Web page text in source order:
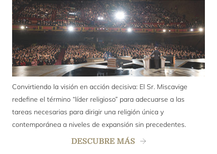
Convirtiendo la visión en acción decisiva: El Sr. Miscavige
redefine el término “líder religioso” para adecuarse a las
tareas necesarias para dirigir una religión única y
contemporánea a niveles de expansión sin precedentes.
DESCUBRE MÁS